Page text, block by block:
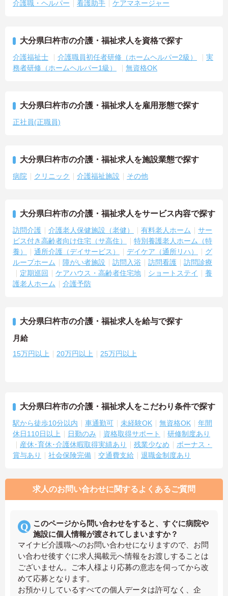
介護職・ヘルパー 看護助手 ケアマネージャー
大分県臼杵市の介護・福祉求人を資格で探す
介護福祉士 介護職員初任者研修（ホームヘルパー2級）
実
務者研修（ホームヘルパー1級）
無資格OK
大分県臼杵市の介護・福祉求人を雇用形態で探す
正社員(正職員)
大分県臼杵市の介護・福祉求人を施設業態で探す
病院 クリニック 介護福祉施設 その他
大分県臼杵市の介護・福祉求人をサービス内容で探す
訪問介護 介護老人保健施設（老健） 有料老人ホーム
サー
ビス付き高齢者向け住宅（サ高住）
特別養護老人ホーム（特
養）
通所介護（デイサービス） デイケア（通所リハ）
グ
ループホーム
障がい者施設 訪問入浴 訪問看護
訪問診療
定期巡回
ケアハウス・高齢者住宅地 ショートステイ
養
護老人ホーム
介護予防
大分県臼杵市の介護・福祉求人を給与で探す
月給
15万円以上 20万円以上 25万円以上
大分県臼杵市の介護・福祉求人をこだわり条件で探す
駅から徒歩10分以内 車通勤可 未経験OK 無資格OK
年間
休日110日以上
日勤のみ 資格取得サポート
研修制度あり
産休･育休･介護休暇取得実績あり
残業少なめ
ボーナス・
賞与あり
社会保険完備 交通費支給 退職金制度あり
求人のお問い合わせに関するよくあるご質問
このページから問い合わせをすると、すぐに病院や
施設に個人情報が渡されてしまいますか？
マイナビ介護職へのお問い合わせになりますので、お問
い合わせ後すぐに求人掲載元へ情報をお渡しすることは
ございません。ご本人様より応募の意志を伺ってから改
めて応募となります。
お預かりしているすべての個人データは許可なく、企